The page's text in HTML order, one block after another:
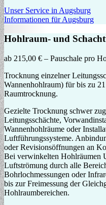
Unser Service in Augsburg
Informationen für Augsburg
Hohlraum- und
ab 215,00 € – Pauschale pro
Trocknung einzelner
Wannenhohlraum) für bis zu
Raumtrocknung.
Gezielte Trocknung schwer
Leitungsschächte,
Wannenhohlräume oder
Luftführungssysteme.
oder Revisionsöffnungen an
Bei verwinkelten Hohlräumen
Luftströmung durch alle
Bohrlochmessungen oder
bis zur Freimessung der
Hohlraumbereichen.